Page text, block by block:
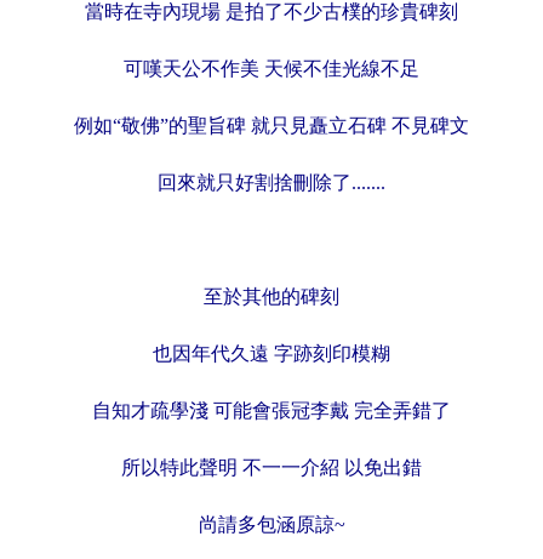
當時在寺內現場 是拍了不少古樸的珍貴碑刻
可嘆天公不作美 天候不佳光線不足
例如“敬佛”的聖旨碑 就只見矗立石碑 不見碑文
回來就只好割捨刪除了.......
至於其他的碑刻
也因年代久遠 字跡刻印模糊
自知才疏學淺 可能會張冠李戴 完全弄錯了
所以特此聲明 不一一介紹 以免出錯
尚請多包涵原諒~